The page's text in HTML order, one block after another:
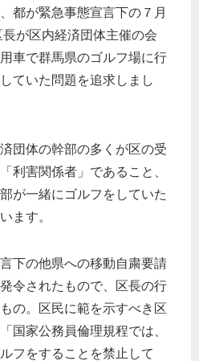
都が緊急事態宣言下の７月
が区内経済団体主催の会
車で群馬県のゴルフ場に行
ていた問題を追求しまし
団体の幹部の多くが区の受
利害関係者」であること、
が一緒にゴルフをしていた
ます。
下の他県への移動自粛要請
令されたもので、区長の行
の。区民に範を示すべき区
国家公務員倫理規程では、
フをすることを禁止して